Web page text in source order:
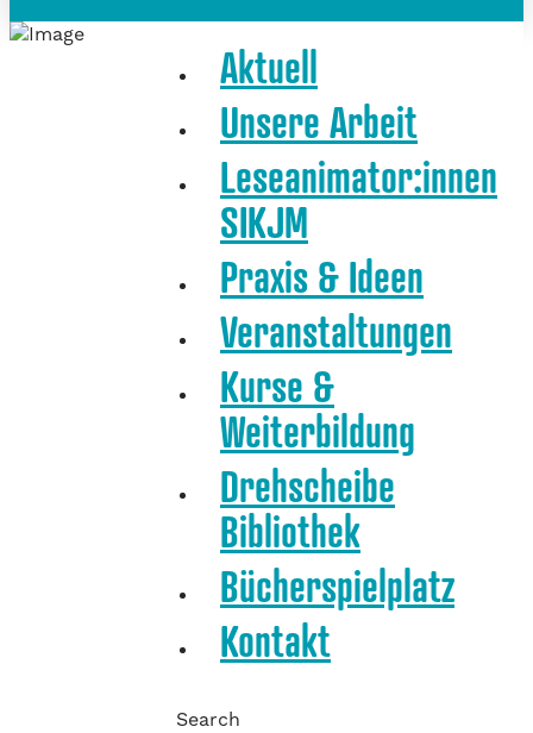
Aktuell
Unsere Arbeit
Leseanimator:innen
SIKJM
Praxis & Ideen
Veranstaltungen
Kurse &
Weiterbildung
Drehscheibe
Bibliothek
Bücherspielplatz
Kontakt
Search